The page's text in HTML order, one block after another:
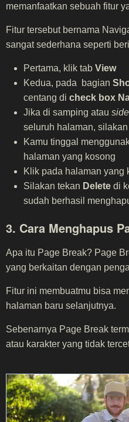
memanfaatkan sebuah fitur
Fitur tersebut bernama
sangat sederhana seperti
Pertama, klik tab View
Kedua, pada bagian
centang di check box
Jika di samping atau
seluruh halaman,
Kamu tinggal
halaman yang kosong
Klik pada halaman yang
Silakan tekan Delete di
sudah berhasil
3. Cara Menghapus
Apa itu Page Break? Page
yang berkaitan dengan
Fitur ini membuatmu bisa
halaman baru selanjutnya.
Sebenarnya Page Break
atau karakter yang tidak